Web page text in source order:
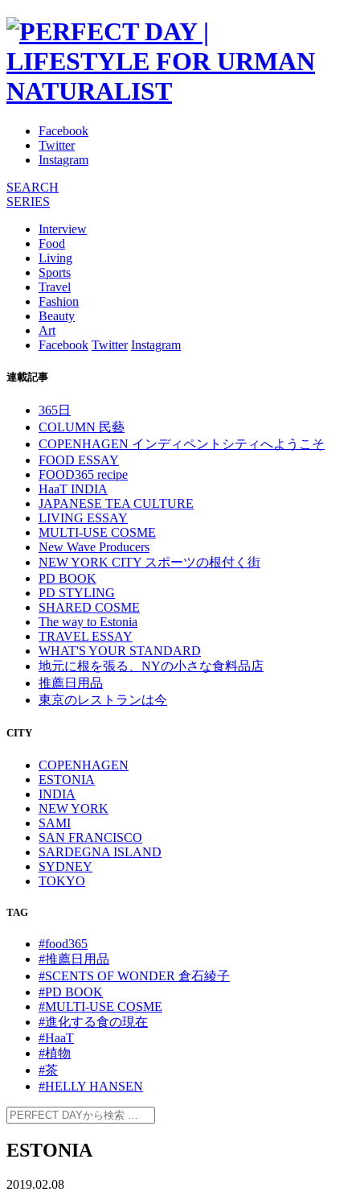
Facebook
Twitter
Instagram
SEARCH
SERIES
Interview
Food
Living
Sports
Travel
Fashion
Beauty
Art
Facebook Twitter Instagram
連載記事
365日
COLUMN 民藝
COPENHAGEN インディペントシティへようこそ
FOOD ESSAY
FOOD365 recipe
HaaT INDIA
JAPANESE TEA CULTURE
LIVING ESSAY
MULTI-USE COSME
New Wave Producers
NEW YORK CITY スポーツの根付く街
PD BOOK
PD STYLING
SHARED COSME
The way to Estonia
TRAVEL ESSAY
WHAT'S YOUR STANDARD
地元に根を張る、NYの小さな食料品店
推薦日用品
東京のレストランは今
CITY
COPENHAGEN
ESTONIA
INDIA
NEW YORK
SAMI
SAN FRANCISCO
SARDEGNA ISLAND
SYDNEY
TOKYO
TAG
#food365
#推薦日用品
#SCENTS OF WONDER 倉石綾子
#PD BOOK
#MULTI-USE COSME
#進化する食の現在
#HaaT
#植物
#茶
#HELLY HANSEN
ESTONIA
2019.02.08